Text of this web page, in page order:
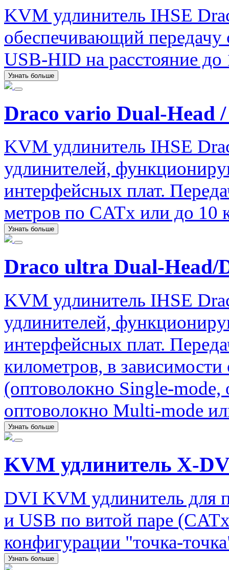
KVM удлинитель IHSE
обеспечивающий передачу
USB-HID на расстояние до
Узнать больше
Draco vario Dual-Head
KVM удлинитель IHSE
удлинителей,
интерфейсных плат.
метров по CATx или до 10
Узнать больше
Draco ultra Dual-Head/
KVM удлинитель IHSE
удлинителей,
интерфейсных плат.
километров, в
(оптоволокно Single-
оптоволокно Multi-mode
Узнать больше
KVM удлинитель X-
DVI KVM удлинитель для
и USB по витой паре
конфигурации "точка-
Узнать больше